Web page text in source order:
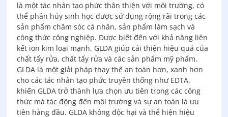
là một tác nhân tạo phức thân thiện với môi trường, có
thể phân hủy sinh học được sử dụng rộng rãi trong các
sản phẩm chăm sóc cá nhân, sản phẩm làm sạch và
công thức công nghiệp. Được biết đến với khả năng liên
kết ion kim loại mạnh, GLDA giúp cải thiện hiệu quả của
chất tẩy rửa, chất tẩy rửa và các sản phẩm mỹ phẩm.
GLDA là một giải pháp thay thế an toàn hơn, xanh hơn
cho các tác nhân tạo phức truyền thống như EDTA,
khiến GLDA trở thành lựa chọn ưu tiên trong các công
thức mà tác động đến môi trường và sự an toàn là ưu
tiên hàng đầu. GLDA không độc hại và thể hiện hiệu